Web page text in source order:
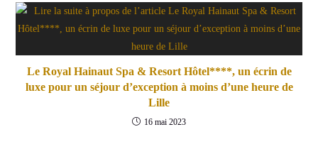
Le Royal Hainaut Spa & Resort Hôtel****, un écrin de
luxe pour un séjour d’exception à moins d’une heure de
Lille
16 mai 2023